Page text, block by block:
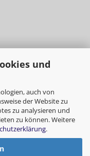
und
auch von
der Website zu
zu analysieren und
zu können. Weitere
.